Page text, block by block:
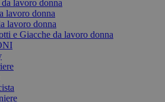
lavoro donna
lavoro donna
lavoro donna
e Giacche da lavoro donna